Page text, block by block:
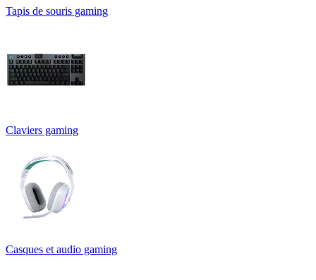
Tapis de souris gaming
Claviers gaming
Casques et audio gaming